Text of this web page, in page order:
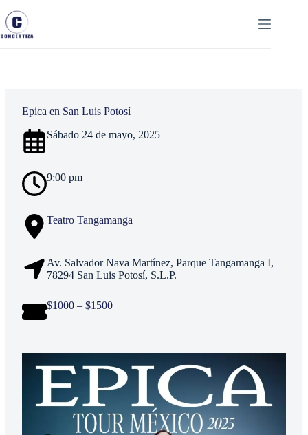
al
contenido
Epica en San Luis Potosí
Sábado 24 de mayo, 2025
9:00 pm
Teatro Tangamanga
Av. Salvador Nava Martínez, Parque Tangamanga I,
78294 San Luis Potosí, S.L.P.
$1000 – $1500